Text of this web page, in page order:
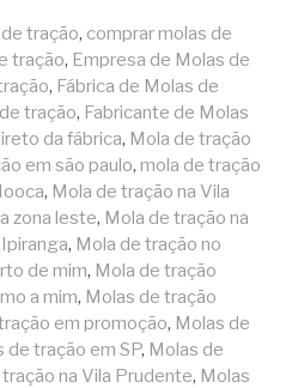
tração, comprar molas de
tração, Empresa de Molas de
, Fábrica de Molas de
tração, Fabricante de Molas
da fábrica, Mola de tração
em são paulo, mola de tração
, Mola de tração na Vila
zona leste, Mola de tração na
, Mola de tração no
de mim, Mola de tração
a mim, Molas de tração
em promoção, Molas de
de tração em SP, Molas de
na Vila Prudente, Molas